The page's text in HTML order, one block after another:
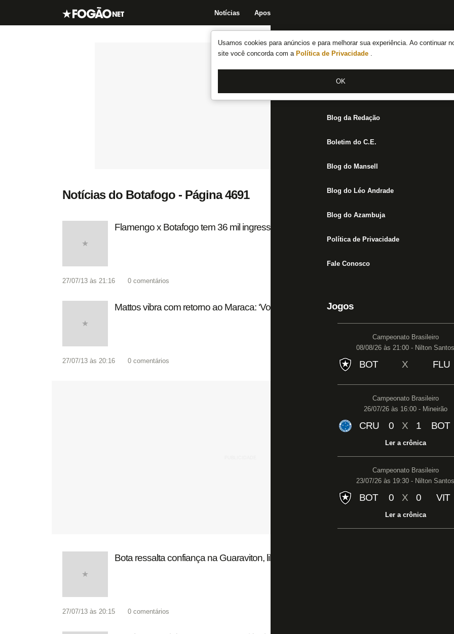
Usamos cookies para anúncios e para melhorar sua experiência. Ao continuar
site você concorda com a Política de Privacidade .
OK
Notícias Apostas
Notícias do Botafogo
Fórum
Jogos
Blog da Redação
Boletim do C.E.
Blog do Mansell
Blog do Léo Andrade
Blog do Azambuja
Política de Privacidade
Fale Conosco
Jogos
Campeonato Brasileiro
08/08/26 às 21:00 - Nilton Santos
BOT X FLU
Campeonato Brasileiro
26/07/26 às 16:00 - Mineirão
CRU 0 X 1 BOT
Ler a crônica
Campeonato Brasileiro
23/07/26 às 19:30 - Nilton Santos
BOT 0 X 0 VIT
Ler a crônica
Notícias do Botafogo - Página 4691
Flamengo x Botafogo tem 36 mil ingressos vendidos
27/07/13 às 21:16 0 comentários
Mattos vibra com retorno ao Maraca: ‘Voltamos a ser jogadores’
27/07/13 às 20:16 0 comentários
Bota ressalta confiança na Guaraviton, liberada para vender
27/07/13 às 20:15 0 comentários